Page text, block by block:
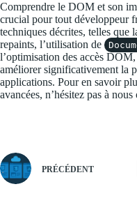
Comprendre le DOM et son
crucial pour tout développeur
techniques décrites, telles que
repaints, l’utilisation de
l’optimisation des accès
améliorer significativement la
applications. Pour en savoir
avancées, n’hésitez pas à nous
PRÉCÉDENT